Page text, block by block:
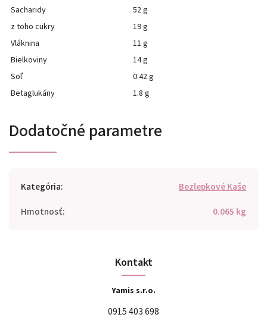
Sacharidy
52 g
z toho cukry
19 g
Vláknina
11 g
Bielkoviny
14 g
Soľ
0.42 g
Betaglukány
1.8 g
Dodatočné parametre
Kategória:
Bezlepkové Kaše
Hmotnosť: 0.065 kg
Kontakt
Yamis s.r.o.
0915 403 698